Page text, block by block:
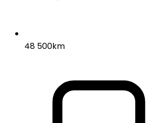
48 500km